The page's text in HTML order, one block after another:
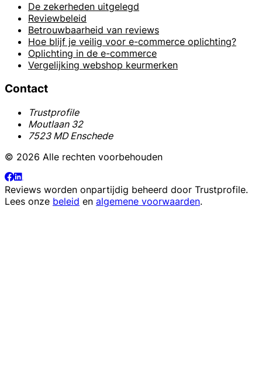
De zekerheden uitgelegd
Reviewbeleid
Betrouwbaarheid van reviews
Hoe blijf je veilig voor e-commerce oplichting?
Oplichting in de e-commerce
Vergelijking webshop keurmerken
Contact
Trustprofile
Moutlaan 32
7523 MD Enschede
© 2026 Alle rechten voorbehouden
Reviews worden onpartijdig beheerd door Trustprofile.
Lees onze beleid en algemene voorwaarden.